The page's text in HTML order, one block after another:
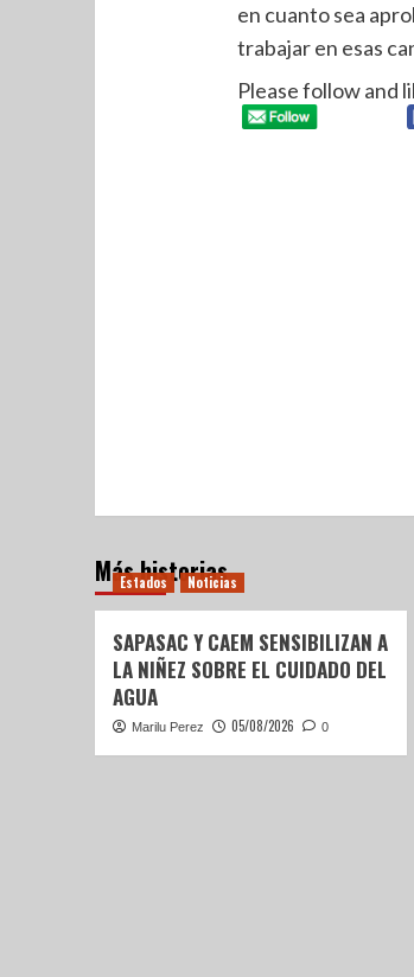
en cuanto sea
trabajar en esas
Please follow and
Más historias
Estados Noticias
SAPASAC Y CAEM SENSIBILIZAN A
LA NIÑEZ SOBRE EL CUIDADO DEL
AGUA
Marilu Perez 05/08/2026 0